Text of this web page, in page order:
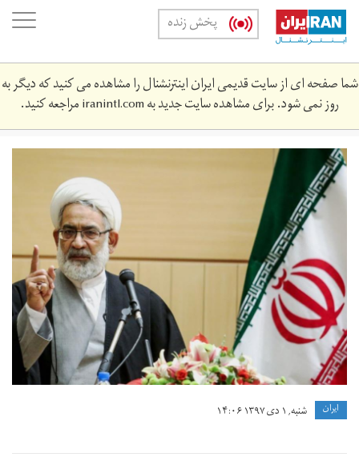
Skip
main
content
پخش زنده
شما صفحه ای از سایت قدیمی ایران اینترنشنال را مشاهده می کنید که دیگر به
روز نمی شود. برای مشاهده سایت جدید بهiranintl.comمراجعه کنید.
mntzry.jpg
ايران شنبه, ۱ دی ۱۳۹۷ ۱۴:۰۶